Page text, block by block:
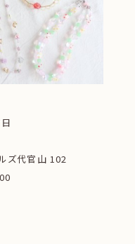
ズ代官山 102